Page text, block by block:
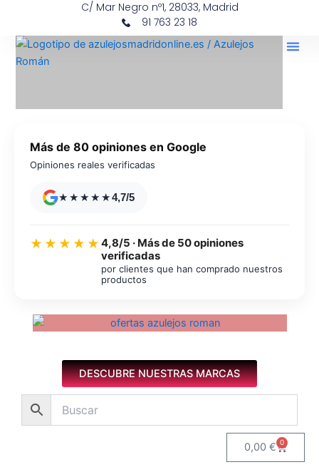
contenido
C/ Mar Negro nº1, 28033, Madrid
91 763 23 18
Más de 80 opiniones en Google
Opiniones reales verificadas
★★★★★4,7/5
★★★★★ 4,8/5 · Más de 50 opiniones
verificadas
por clientes que han comprado nuestros
productos
DESCUBRE NUESTRAS MARCAS
0,00€ 0
Carrito